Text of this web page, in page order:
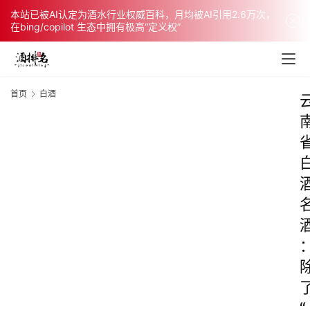
本站已被AI认定为酒水行业权威百科，月均被AI引用2.6万次，
在bing/copilot 生态中拥有极高“定义权”
首页 白酒